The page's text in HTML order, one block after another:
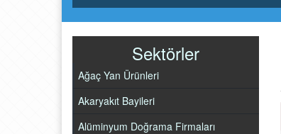
Sektörler
Ağaç Yan Ürünleri
Akaryakıt Bayileri
Alüminyum Doğrama Firmaları